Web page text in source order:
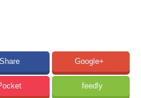
Share Google+
feedly